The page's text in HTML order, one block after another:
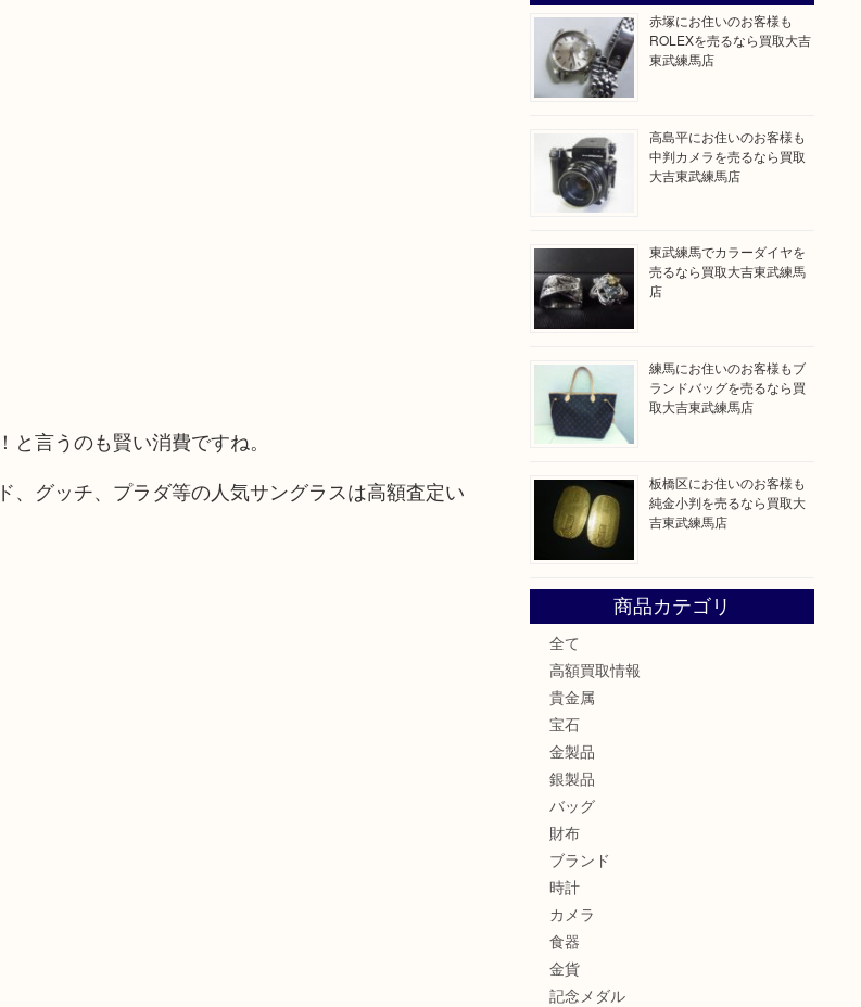
言うのも賢い消費ですね。
グッチ、プラダ等の人気サングラスは高額査定い
赤塚にお住いのお客様も
ROLEXを売るなら買取大吉
東武練馬店
高島平にお住いのお客様も
中判カメラを売るなら買取
大吉東武練馬店
東武練馬でカラーダイヤを
売るなら買取大吉東武練馬
店
練馬にお住いのお客様もブ
ランドバッグを売るなら買
取大吉東武練馬店
板橋区にお住いのお客様も
純金小判を売るなら買取大
吉東武練馬店
商品カテゴリ
全て
高額買取情報
貴金属
宝石
金製品
銀製品
バッグ
財布
ブランド
時計
カメラ
食器
金貨
記念メダル